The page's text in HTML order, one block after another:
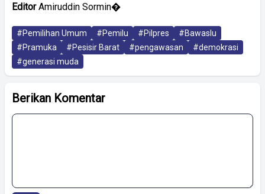
EditorAmiruddin Sormin�
#Pemilihan Umum #Pemilu #Pilpres
#Bawaslu
#Pramuka
#Pesisir Barat #pengawasan
#demokrasi
#generasi muda
Berikan Komentar